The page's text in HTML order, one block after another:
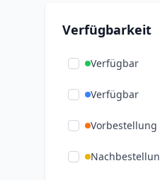
Videospiele
Weihnachten
Wicked
Zeichentrickfilme
Verfügbarkeit
Verfügbar
Verfügbar
Vorbestellung